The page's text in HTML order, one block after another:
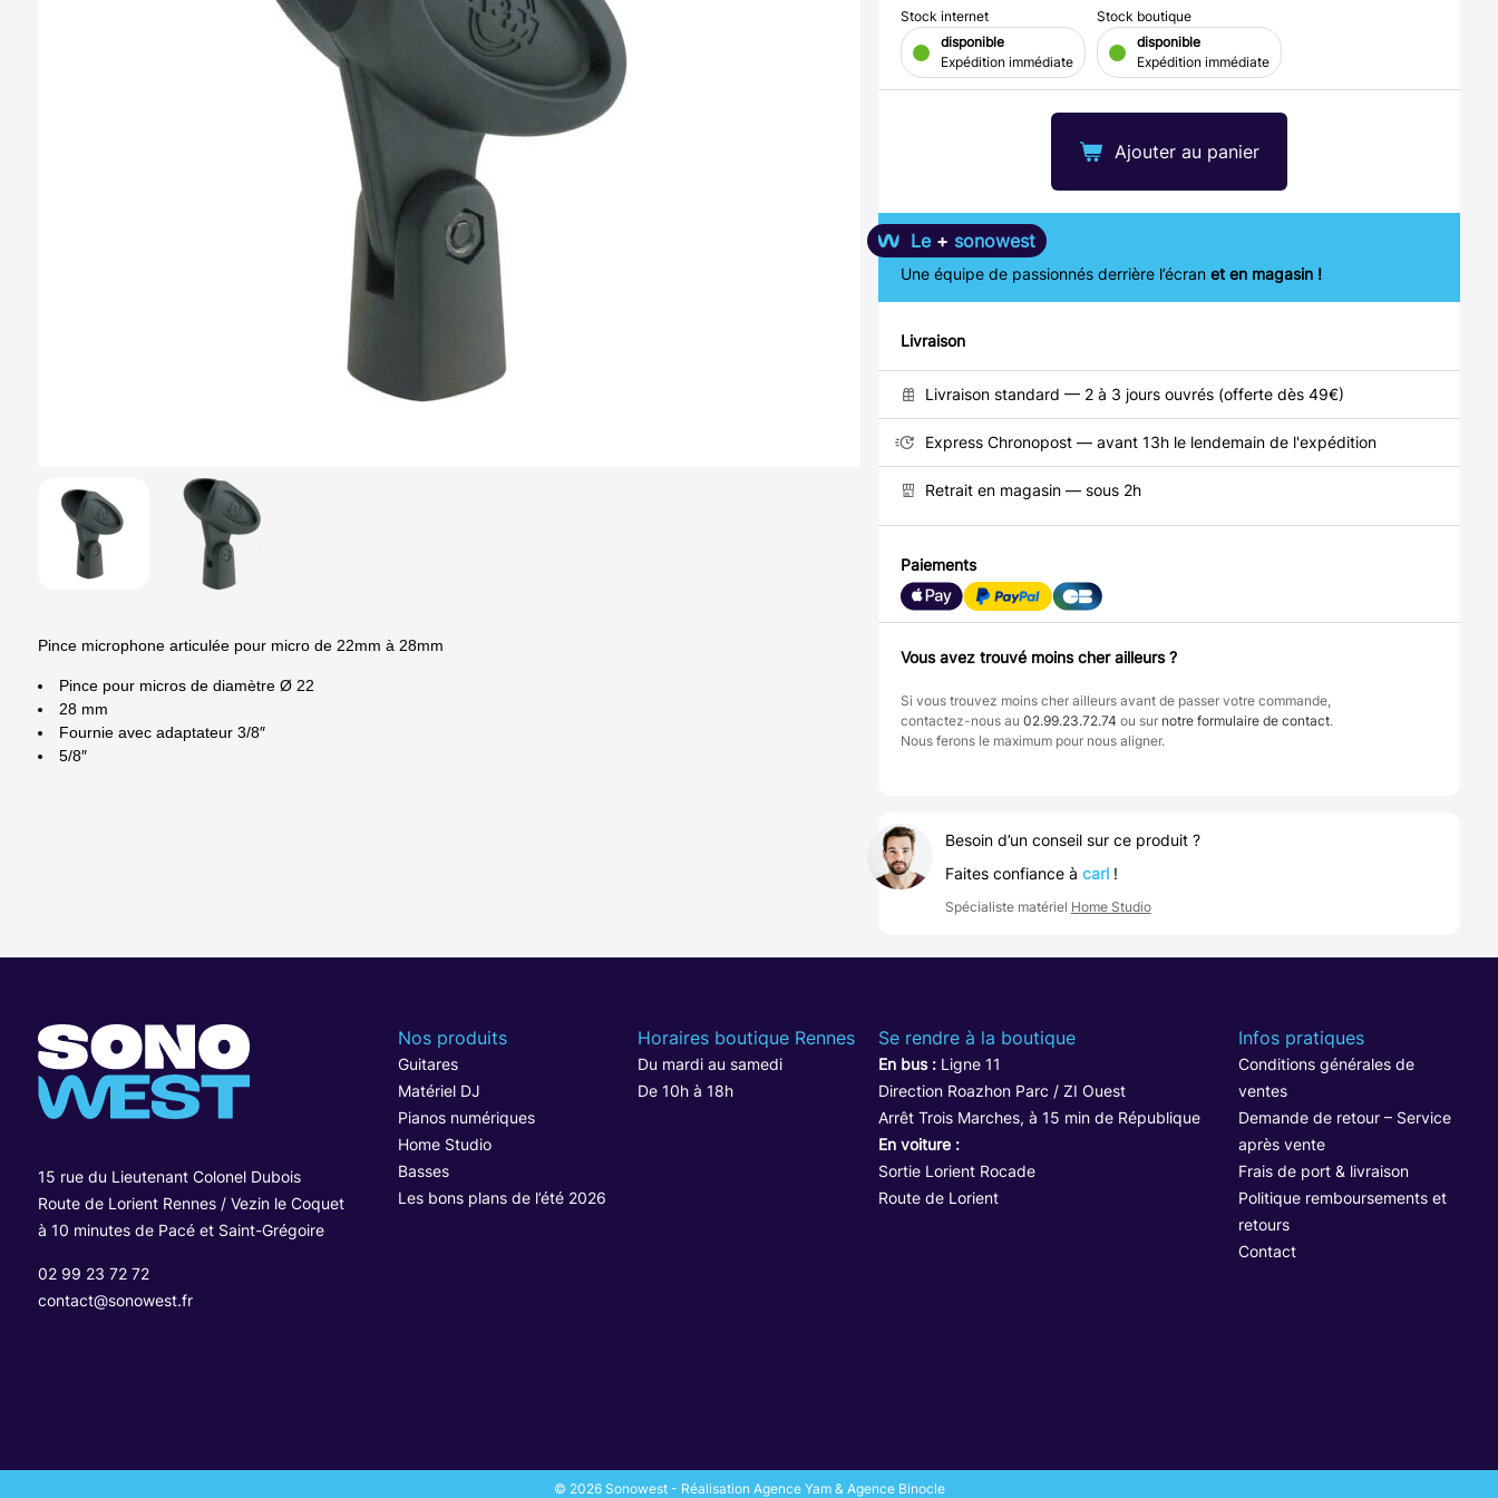
Pince microphone articulée pour micro de 22mm à 28mm
Pince pour micros de diamètre Ø 22
28 mm
Fournie avec adaptateur 3/8″
5/8″
Ajouter au panier
Stock internet
disponible
Expédition immédiate
Stock boutique
disponible
Expédition immédiate
Le + sonowest
Une équipe de passionnés derrière l’écran et en magasin !
Livraison
Livraison standard — 2 à 3 jours ouvrés (offerte dès 49€)
Express Chronopost — avant 13h le lendemain de l'expédition
Retrait en magasin — sous 2h
Paiements
Vous avez trouvé moins cher ailleurs ?
Si vous trouvez moins cher ailleurs avant de passer votre commande,
contactez-nous au 02.99.23.72.74 ou sur notre formulaire de contact.
Nous ferons le maximum pour nous aligner.
Besoin d’un conseil sur ce produit ?
Faites confiance à carl!
Spécialiste matériel Home Studio
15 rue du Lieutenant Colonel Dubois
Route de Lorient Rennes / Vezin le Coquet
à 10 minutes de Pacé et Saint-Grégoire
02 99 23 72 72
contact@sonowest.fr
Nos produits
Guitares
Matériel DJ
Pianos numériques
Home Studio
Basses
Les bons plans de l’été 2026
Horaires boutique Rennes
Du mardi au samedi
De 10h à 18h
Se rendre à la boutique
En bus :Ligne 11
Direction Roazhon Parc / ZI Ouest
Arrêt Trois Marches, à 15 min de République
En voiture :
Sortie Lorient Rocade
Route de Lorient
Infos pratiques
Conditions générales de
ventes
Demande de retour – Service
après vente
Frais de port & livraison
Politique remboursements et
retours
Contact
© 2026 Sonowest - Réalisation Agence Yam & Agence Binocle